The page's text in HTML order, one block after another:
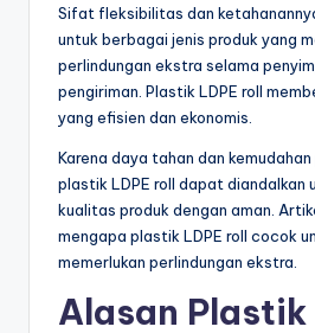
Sifat fleksibilitas dan
untuk berbagai jenis produk yang
perlindungan ekstra selama
pengiriman. Plastik LDPE roll
yang efisien dan ekonomis.
Karena daya tahan dan kemudahan
plastik LDPE roll dapat diandalkan
kualitas produk dengan aman.
mengapa plastik LDPE roll cocok
memerlukan perlindungan ekstra.
Alasan Plastik